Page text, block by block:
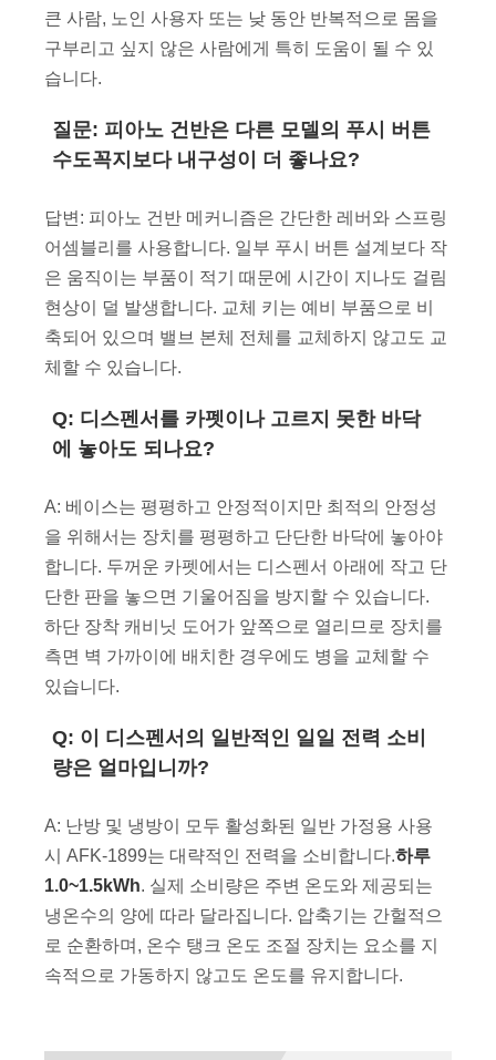
큰 사람, 노인 사용자 또는 낮 동안 반복적으로 몸을
구부리고 싶지 않은 사람에게 특히 도움이 될 수 있
습니다.
질문: 피아노 건반은 다른 모델의 푸시 버튼
수도꼭지보다 내구성이 더 좋나요?
답변: 피아노 건반 메커니즘은 간단한 레버와 스프링
어셈블리를 사용합니다. 일부 푸시 버튼 설계보다 작
은 움직이는 부품이 적기 때문에 시간이 지나도 걸림
현상이 덜 발생합니다. 교체 키는 예비 부품으로 비
축되어 있으며 밸브 본체 전체를 교체하지 않고도 교
체할 수 있습니다.
Q: 디스펜서를 카펫이나 고르지 못한 바닥
에 놓아도 되나요?
A: 베이스는 평평하고 안정적이지만 최적의 안정성
을 위해서는 장치를 평평하고 단단한 바닥에 놓아야
합니다. 두꺼운 카펫에서는 디스펜서 아래에 작고 단
단한 판을 놓으면 기울어짐을 방지할 수 있습니다.
하단 장착 캐비닛 도어가 앞쪽으로 열리므로 장치를
측면 벽 가까이에 배치한 경우에도 병을 교체할 수
있습니다.
Q: 이 디스펜서의 일반적인 일일 전력 소비
량은 얼마입니까?
A: 난방 및 냉방이 모두 활성화된 일반 가정용 사용
시 AFK-1899는 대략적인 전력을 소비합니다.하루
1.0~1.5kWh. 실제 소비량은 주변 온도와 제공되는
냉온수의 양에 따라 달라집니다. 압축기는 간헐적으
로 순환하며, 온수 탱크 온도 조절 장치는 요소를 지
속적으로 가동하지 않고도 온도를 유지합니다.